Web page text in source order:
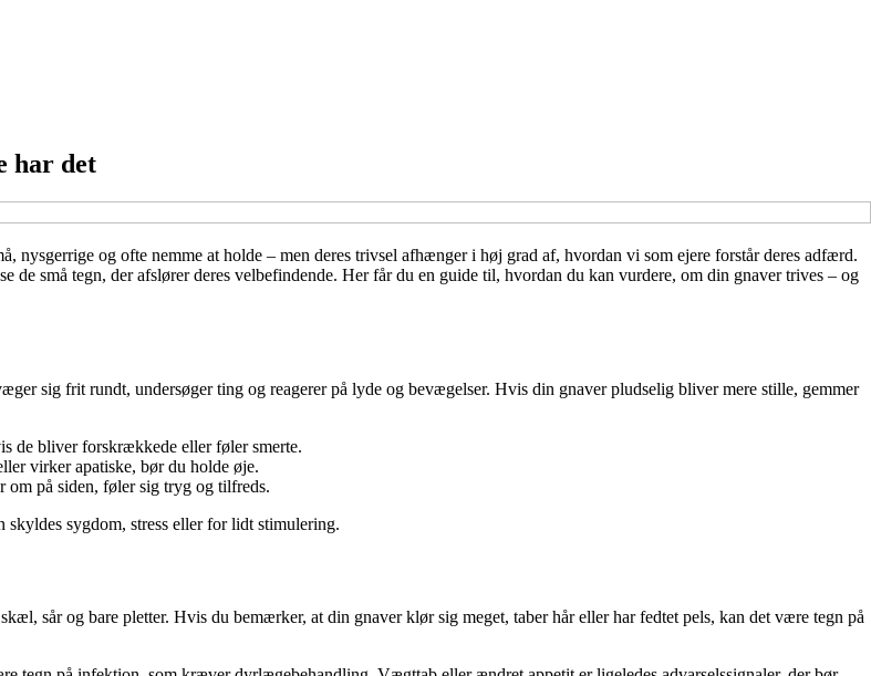
har det
nysgerrige og ofte nemme at holde – men deres trivsel afhænger i høj grad af, hvordan vi som ejere forstår deres adfærd.
små tegn, der afslører deres velbefindende. Her får du en guide til, hvordan du kan vurdere, om din gnaver trives – og
sig frit rundt, undersøger ting og reagerer på lyde og bevægelser. Hvis din gnaver pludselig bliver mere stille, gemmer
de bliver forskrækkede eller føler smerte.
virker apatiske, bør du holde øje.
om på siden, føler sig tryg og tilfreds.
sygdom, stress eller for lidt stimulering.
sår og bare pletter. Hvis du bemærker, at din gnaver klør sig meget, taber hår eller har fedtet pels, kan det være tegn på